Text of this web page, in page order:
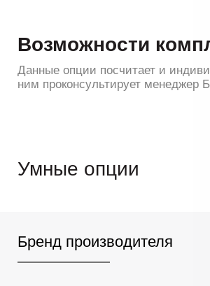
Возможности
Данные опции посчитает и
ним проконсультирует менеджер
Умные опции
Бренд производителя